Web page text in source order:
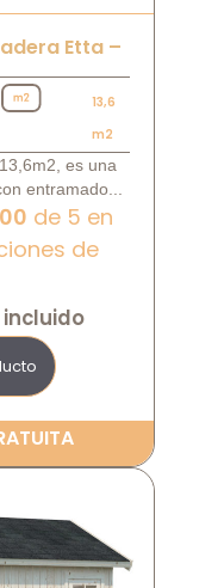
Etta –
13,6
m2
es una
entramado...
de 5 en
de
incluido